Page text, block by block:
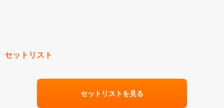
セットリスト
セットリストを見る